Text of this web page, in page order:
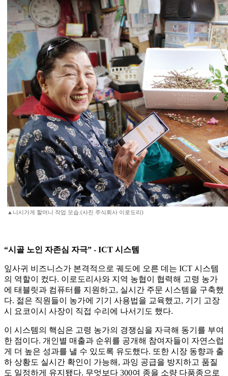
▲니시가게 할머니 작업 모습.(사진 주식회사 이로도리)
“시골 노인 자존심 자극” - ICT 시스템
잎사귀 비즈니스가 본격적으로 궤도에 오른 데는 ICT 시스템
의 역할이 컸다. 이로도리사와 지역 농협이 협력해 고령 농가
에 태블릿과 컴퓨터를 지원하고, 실시간 주문 시스템을 구축했
다. 젊은 직원들이 농가에 기기 사용법을 교육했고, 기기 고장
시 요코이시 사장이 직접 수리에 나서기도 했다.
이 시스템의 핵심은 고령 농가의 경쟁심을 자극해 동기를 부여
한 점이다. 개인별 매출과 순위를 공개해 참여자들이 자연스럽
게 더 높은 성과를 낼 수 있도록 유도했다. 또한 시장 동향과 출
하 상황도 실시간 확인이 가능해, 과잉 공급을 방지하고 품질
도 일정하게 유지됐다. 무엇보다 300여 종을 소량 다품종으로